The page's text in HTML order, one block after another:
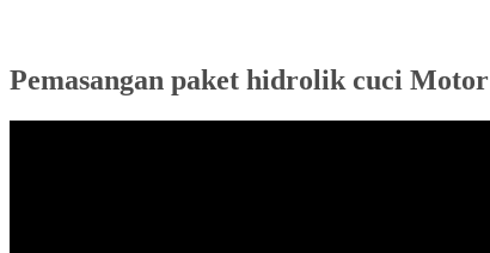
Pemasangan paket hidrolik cuci Motor